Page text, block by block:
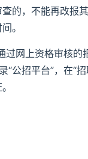
的，不能再改报
。
过网上资格审核的
“公招平台”，在“